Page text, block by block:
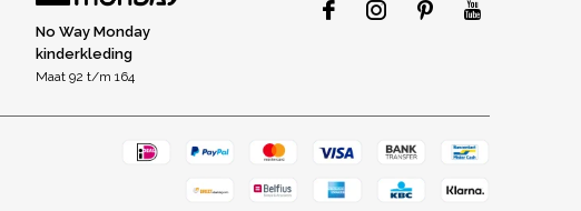
No Way Monday
kinderkleding
Maat 92 t/m 164